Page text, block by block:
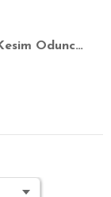
Erkek Relax Fit Rahat Kesim Oduncu Tek Cepli Çizgili İndigo Kışlık Mont Gömlek